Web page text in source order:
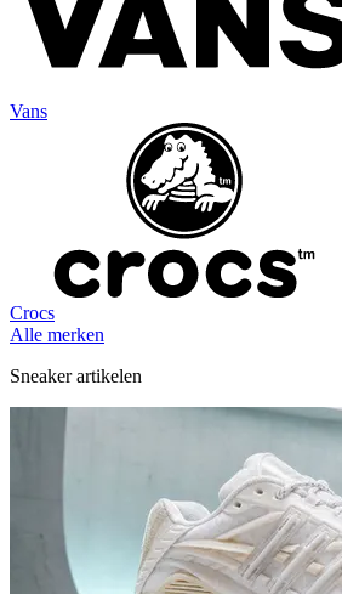
Vans
Crocs
Alle merken
Sneaker artikelen